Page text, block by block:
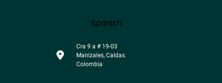
Language
Spanish
Cra 9 a # 19-03
Manizales, Caldas.
Colombia